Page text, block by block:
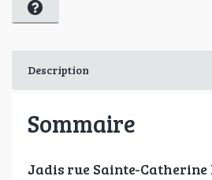
Description
Sommaire
Jadis rue Sainte-